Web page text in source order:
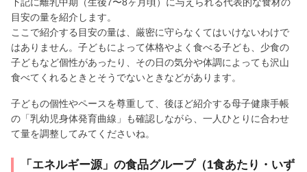
目安の量を紹介します。
ここで紹介する目安の量は、厳密に守らなくてはいけないわけで
はありません。子どもによって体格やよく食べる子ども、少食の
子どもなど個性があったり、その日の気分や体調によっても沢山
食べてくれるときとそうでないときなどがあります。
子どもの個性やペースを尊重して、後ほど紹介する母子健康手帳
の「乳幼児身体発育曲線」も確認しながら、一人ひとりに合わせ
て量を調整してみてくださいね。
「エネルギー源」の食品グループ（1食あたり・いず